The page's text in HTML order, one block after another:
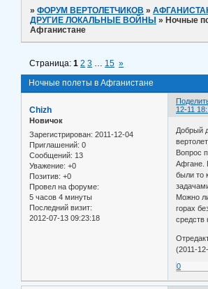
»ФОРУМ ВЕРТОЛЕТЧИКОВ »
ДРУГИЕ ЛОКАЛЬНЫЕ ВОЙНЫ » Ночные
Афганистане
Ночные полеты в Афганистане
Страница:1 2 3 … 15 »
12-11
Chizh
Новичок
Зарегистрирован: 2011-12-04
Приглашений: 0
Сообщений: 13
Уважение: +0
Позитив: +0
Провел на форуме:
5 часов 4 минуты
Последний визит:
2012-07-13 09:23:18
Добрый
Вопрос
Афгане.
были то
Можно
горах
средств
(2011-
0